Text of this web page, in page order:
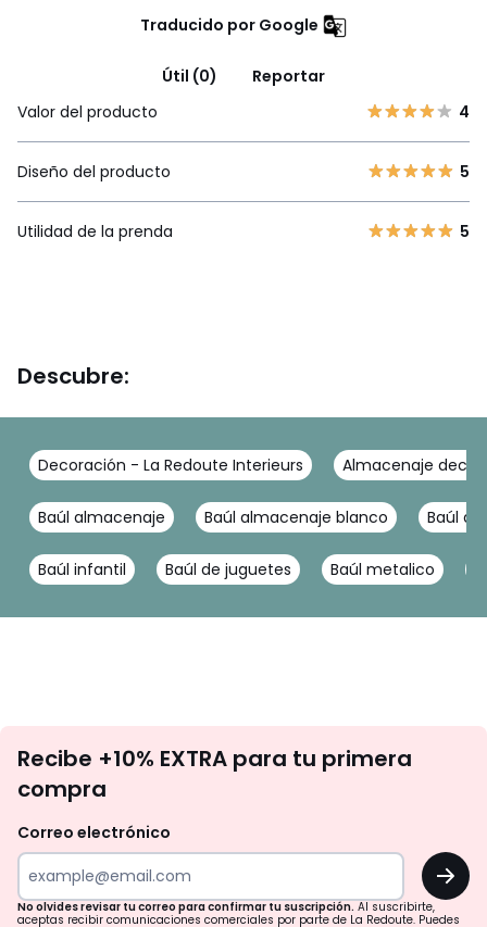
Traducido por Google
Útil (0)
Reportar
Valor del producto
4
Diseño del producto 5
Utilidad de la prenda 5
Descubre:
Decoración - La Redoute Interieurs Almacenaje
Baúl almacenaje Baúl almacenaje blanco Baúl
Baúl infantil Baúl de juguetes Baúl metalico
te
tu
para
Recibe +10% EXTRA para tu primera
compra
Correo electrónico
OK
No olvides revisar tu correo para confirmar tu suscripción.Al suscribirte,
aceptas recibir comunicaciones comerciales por parte de La Redoute. Puedes